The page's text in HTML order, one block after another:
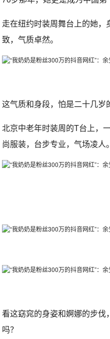
走在纽约时装周舞台上的她
致，气质卓然。
这气质和身段，怕是二十几岁
北京中老年时装周的T台上，
尚服装，台步专业，气场凌人。
看这窈窕的身姿和婀娜的步
吗？